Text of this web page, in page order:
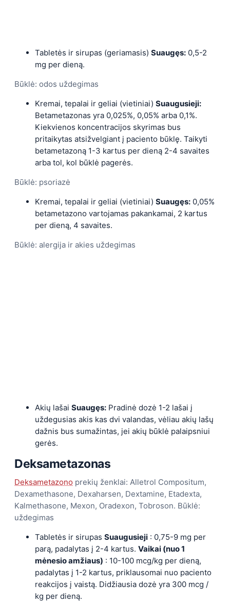
Tabletės ir sirupas (geriamasis) Suaugęs: 0,5-2
mg per dieną.
Būklė: odos uždegimas
Kremai, tepalai ir geliai (vietiniai) Suaugusieji:
Betametazonas yra 0,025%, 0,05% arba 0,1%.
Kiekvienos koncentracijos skyrimas bus
pritaikytas atsižvelgiant į paciento būklę. Taikyti
betametazoną 1-3 kartus per dieną 2-4 savaites
arba tol, kol būklė pagerės.
Būklė: psoriazė
Kremai, tepalai ir geliai (vietiniai) Suaugęs: 0,05%
betametazono vartojamas pakankamai, 2 kartus
per dieną, 4 savaites.
Būklė: alergija ir akies uždegimas
Akių lašai Suaugęs: Pradinė dozė 1-2 lašai į
uždegusias akis kas dvi valandas, vėliau akių lašų
dažnis bus sumažintas, jei akių būklė palaipsniui
gerės.
Deksametazonas
Deksametazono prekių ženklai: Alletrol Compositum,
Dexamethasone, Dexaharsen, Dextamine, Etadexta,
Kalmethasone, Mexon, Oradexon, Tobroson. Būklė:
uždegimas
Tabletės ir sirupas Suaugusieji : 0,75-9 mg per
parą, padalytas į 2-4 kartus. Vaikai (nuo 1
mėnesio amžiaus) : 10-100 mcg/kg per dieną,
padalytas į 1-2 kartus, priklausomai nuo paciento
reakcijos į vaistą. Didžiausia dozė yra 300 mcg /
kg per dieną.